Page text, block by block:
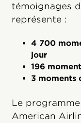
témoignages
représente :
4 700
jour
196
3 moments
Le programme
American